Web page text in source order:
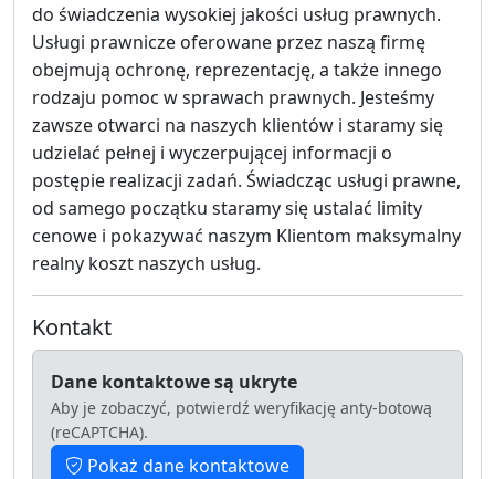
do świadczenia wysokiej jakości usług prawnych.
Usługi prawnicze oferowane przez naszą firmę
obejmują ochronę, reprezentację, a także innego
rodzaju pomoc w sprawach prawnych. Jesteśmy
zawsze otwarci na naszych klientów i staramy się
udzielać pełnej i wyczerpującej informacji o
postępie realizacji zadań. Świadcząc usługi prawne,
od samego początku staramy się ustalać limity
cenowe i pokazywać naszym Klientom maksymalny
realny koszt naszych usług.
Kontakt
Dane kontaktowe są ukryte
Aby je zobaczyć, potwierdź weryfikację anty-botową
(reCAPTCHA).
Pokaż dane kontaktowe